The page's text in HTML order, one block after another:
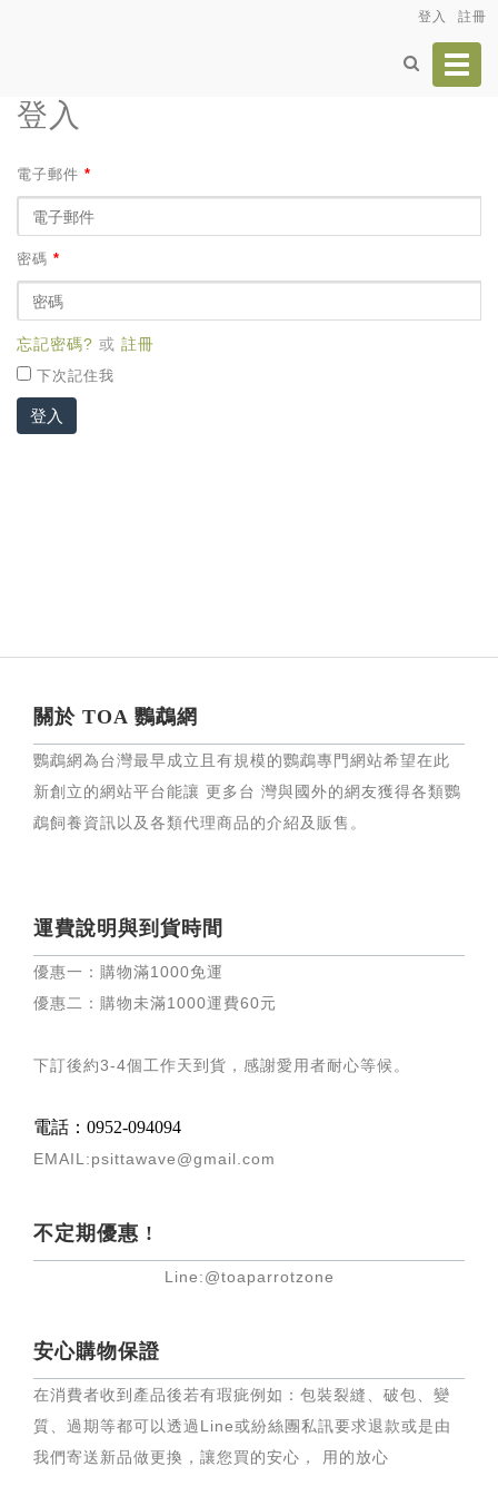
登入 註冊
登入
電子郵件 *
密碼 *
忘記密碼? 或 註冊
下次記住我
登入
關於 TOA 鸚鵡網
鸚鵡網為台灣最早成立且有規模的鸚鵡專門網站希望在此
新創立的網站平台能讓 更多台 灣與國外的網友獲得各類鸚
鵡飼養資訊以及各類代理商品的介紹及販售。
運費說明與到貨時間
優惠一：購物滿1000免運
優惠二：購物未滿1000運費60元
下訂後約3-4個工作天到貨，感謝愛用者耐心等候 。
電話：0952-094094
EMAIL:psittawave@gmail.com
不定期優惠 !
Line:@toaparrotzone
安心購物保證
在消費者收到產品後若有瑕疵例如：包裝裂縫、破包、變
質、過期等都可以透過Line或紛絲團私訊要求退款或是由
我們寄送新品做更換，讓您買的安心， 用的放心